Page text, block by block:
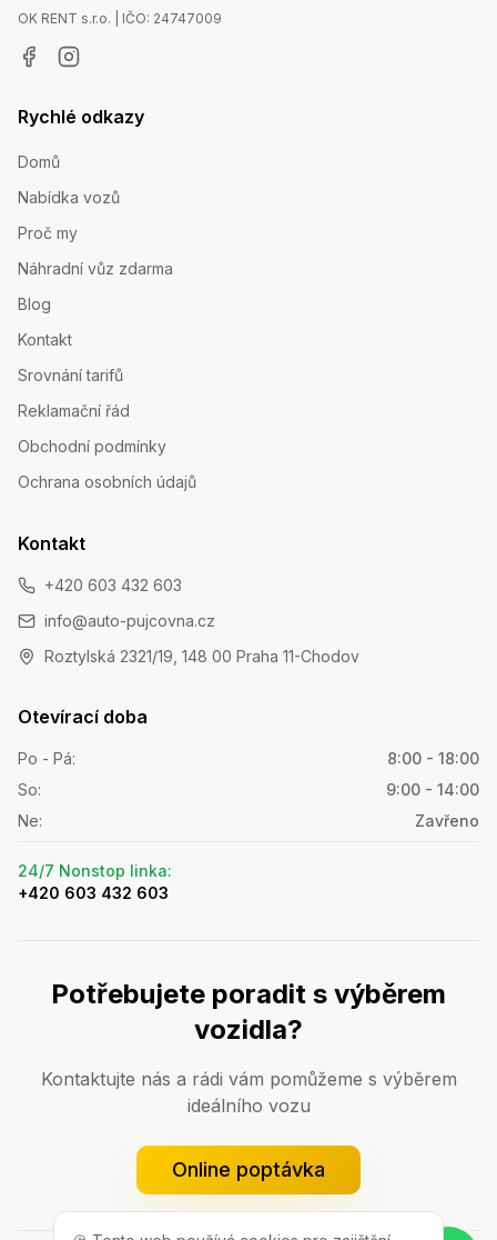
OK RENT s.r.o. | IČO: 24747009
Rychlé odkazy
Domů
Nabídka vozů
Proč my
Náhradní vůz zdarma
Blog
Kontakt
Srovnání tarifů
Reklamační řád
Obchodní podmínky
Ochrana osobních údajů
Kontakt
+420 603 432 603
info@auto-pujcovna.cz
Roztylská 2321/19, 148 00 Praha 11-Chodov
Otevírací doba
Po - Pá:
8:00 - 18:00
So:
9:00 - 14:00
Ne: Zavřeno
24/7 Nonstop linka:
+420 603 432 603
Potřebujete poradit s výběrem
vozidla?
Kontaktujte nás a rádi vám pomůžeme s výběrem
ideálního vozu
Online poptávka